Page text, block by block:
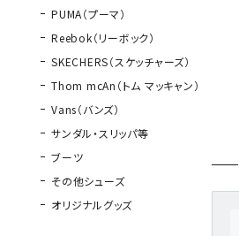
PUMA（プーマ）
Reebok（リーボック）
SKECHERS（スケッチャーズ）
Thom mcAn（トム マッキャン）
Vans（バンズ）
サンダル・スリッパ等
ブーツ
その他シューズ
オリジナルグッズ